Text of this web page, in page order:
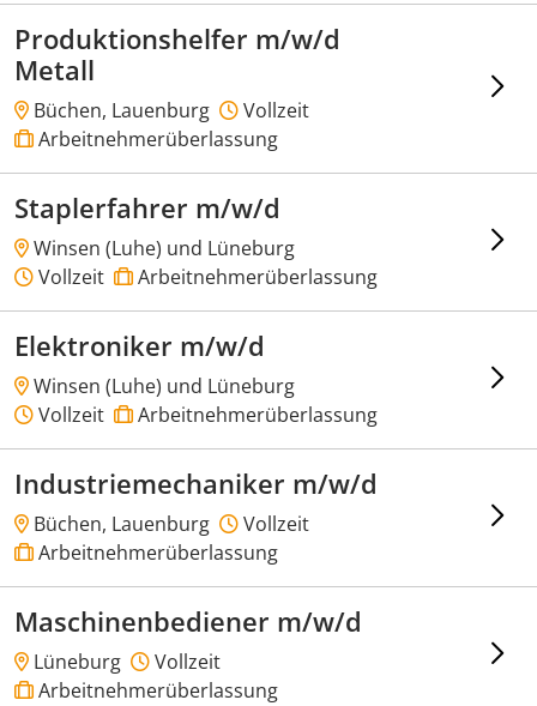
Produktionshelfer m/w/d
Metall
Büchen, Lauenburg
Vollzeit
Arbeitnehmerüberlassung
Staplerfahrer m/w/d
Winsen (Luhe) und Lüneburg
Vollzeit
Arbeitnehmerüberlassung
Elektroniker m/w/d
Winsen (Luhe) und Lüneburg
Vollzeit
Arbeitnehmerüberlassung
Industriemechaniker m/w/d
Büchen, Lauenburg
Vollzeit
Arbeitnehmerüberlassung
Maschinenbediener m/w/d
Lüneburg
Vollzeit
Arbeitnehmerüberlassung